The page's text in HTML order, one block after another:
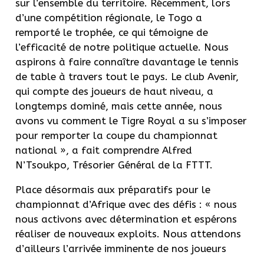
sur l’ensemble du territoire. Récemment, lors
d’une compétition régionale, le Togo a
remporté le trophée, ce qui témoigne de
l’efficacité de notre politique actuelle. Nous
aspirons à faire connaître davantage le tennis
de table à travers tout le pays. Le club Avenir,
qui compte des joueurs de haut niveau, a
longtemps dominé, mais cette année, nous
avons vu comment le Tigre Royal a su s’imposer
pour remporter la coupe du championnat
national », a fait comprendre Alfred
N’Tsoukpo, Trésorier Général de la FTTT.
Place désormais aux préparatifs pour le
championnat d’Afrique avec des défis : « nous
nous activons avec détermination et espérons
réaliser de nouveaux exploits. Nous attendons
d’ailleurs l’arrivée imminente de nos joueurs